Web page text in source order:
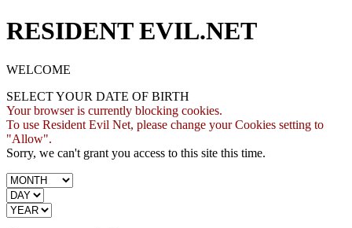
RESIDENT EVIL.NET
WELCOME
SELECT YOUR DATE OF BIRTH
Your browser is currently blocking cookies.
To use Resident Evil Net, please change your Cookies setting to
"Allow".
Sorry, we can't grant you access to this site this time.